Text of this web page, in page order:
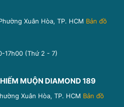
Xuân Hòa, TP. HCM Bản đồ
17h00 (Thứ 2 - 7)
MUỘN DIAMOND 189
Xuân Hòa, TP. HCM Bản đồ